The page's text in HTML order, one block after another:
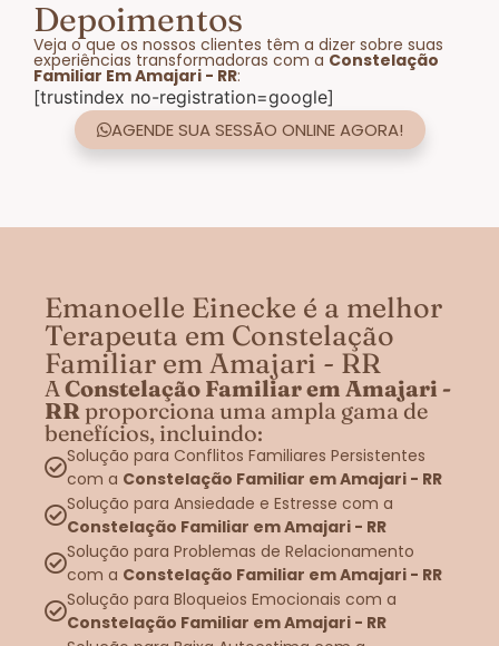
Depoimentos
Veja o que os nossos clientes têm a dizer sobre suas
experiências transformadoras com a Constelação
Familiar Em Amajari - RR:
[trustindex no-registration=google]
AGENDE SUA SESSÃO ONLINE AGORA!
Emanoelle Einecke é a melhor
Terapeuta em Constelação
Familiar em Amajari - RR
AConstelação Familiar em Amajari -
RRproporciona uma ampla gama de
benefícios, incluindo:
Solução para Conflitos Familiares Persistentes
com a Constelação Familiar em Amajari - RR
Solução para Ansiedade e Estresse com a
Constelação Familiar em Amajari - RR
Solução para Problemas de Relacionamento
com a Constelação Familiar em Amajari - RR
Solução para Bloqueios Emocionais com a
Constelação Familiar em Amajari - RR